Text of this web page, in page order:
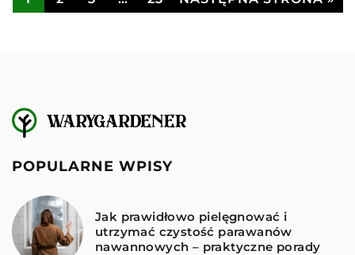
POPULARNE WPISY
Jak prawidłowo pielęgnować i
utrzymać czystość parawanów
nawannowych – praktyczne porady